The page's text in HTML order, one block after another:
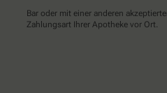
Bar oder mit einer anderen
Zahlungsart Ihrer Apotheke vor Ort.